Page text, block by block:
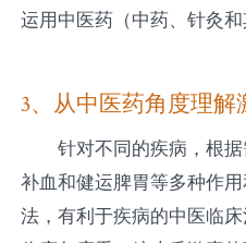
运用中医药（中药、针灸
3、从中医药角度理
针对不同的疾病，根
补血和健运脾胃等多种作
法，有利于疾病的中医临